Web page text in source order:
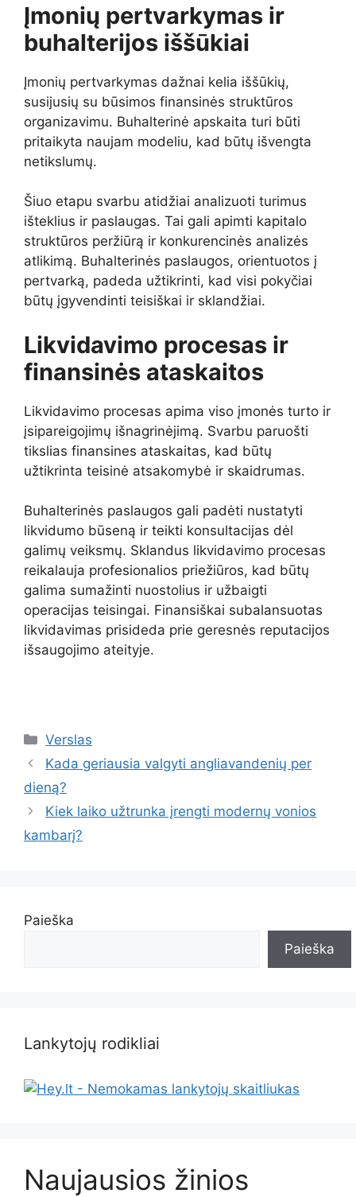
Įmonių pertvarkymas ir
buhalterijos iššūkiai
Įmonių pertvarkymas dažnai kelia iššūkių,
susijusių su būsimos finansinės struktūros
organizavimu. Buhalterinė apskaita turi būti
pritaikyta naujam modeliu, kad būtų išvengta
netikslumų.
Šiuo etapu svarbu atidžiai analizuoti turimus
išteklius ir paslaugas. Tai gali apimti kapitalo
struktūros peržiūrą ir konkurencinės analizės
atlikimą. Buhalterinės paslaugos, orientuotos į
pertvarką, padeda užtikrinti, kad visi pokyčiai
būtų įgyvendinti teisiškai ir sklandžiai.
Likvidavimo procesas ir
finansinės ataskaitos
Likvidavimo procesas apima viso įmonės turto ir
įsipareigojimų išnagrinėjimą. Svarbu paruošti
tikslias finansines ataskaitas, kad būtų
užtikrinta teisinė atsakomybė ir skaidrumas.
Buhalterinės paslaugos gali padėti nustatyti
likvidumo būseną ir teikti konsultacijas dėl
galimų veiksmų. Sklandus likvidavimo procesas
reikalauja profesionalios priežiūros, kad būtų
galima sumažinti nuostolius ir užbaigti
operacijas teisingai. Finansiškai subalansuotas
likvidavimas prisideda prie geresnės reputacijos
išsaugojimo ateityje.
Kategorijos
Verslas
Kada geriausia valgyti angliavandenių per
dieną?
Kiek laiko užtrunka įrengti modernų vonios
kambarį?
Paieška
Paieška
Lankytojų rodikliai
Naujausios žinios